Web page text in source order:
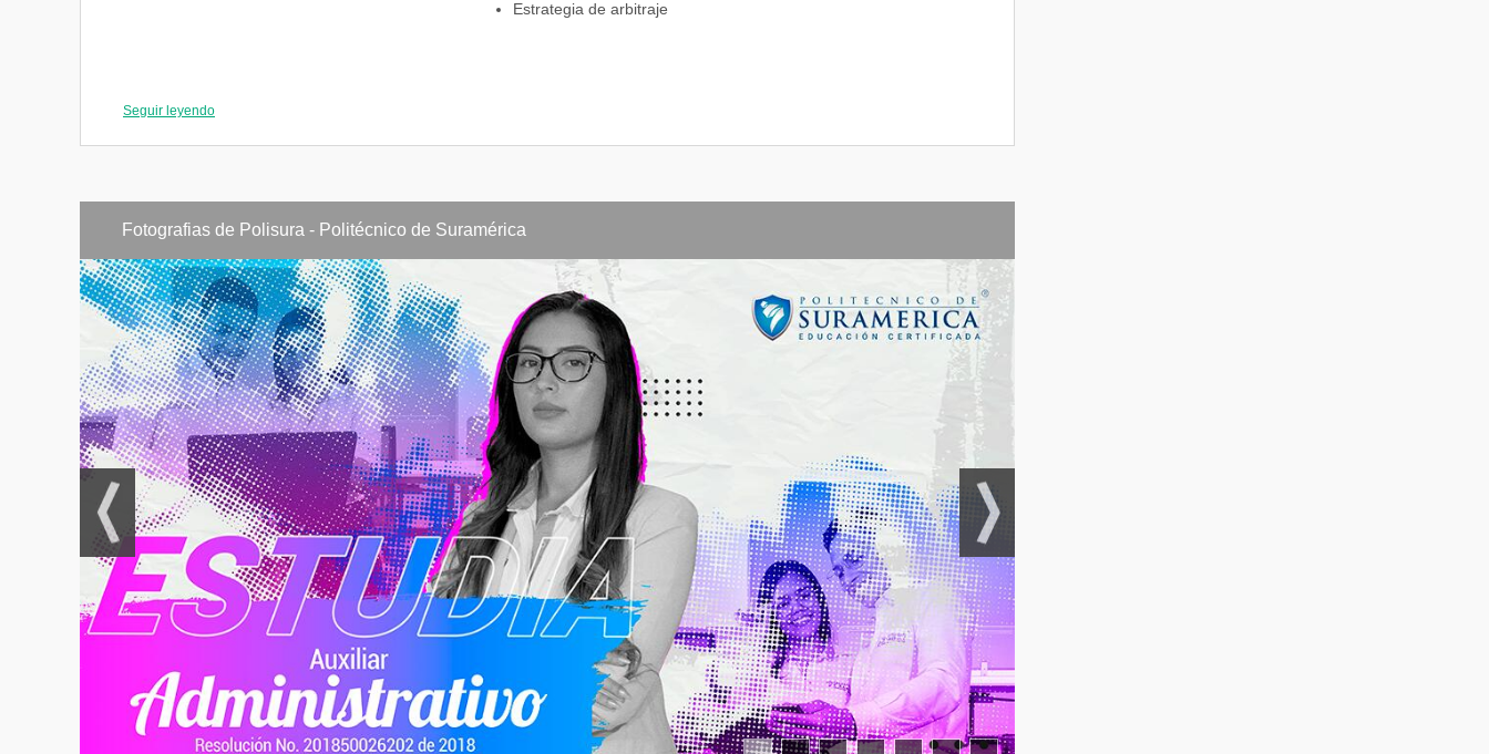
Estrategia de arbitraje
Competencias sociales
Habilidades sociales
Competencias más relacionadas con lo comercial
Habilidades de los especialistas en resolución de conflictos
Unidad IV
Sistemas de
Resolución de
Conflictos Laborales –
Organización
Internacional del
Trabajo
Las relaciones laborales y la resolución de conflictos
La evaluación de los acuerdos existentes
La revitalización de un sistema de resolución de conflictos
laborales existente
La creación de una autoridad independiente
La sensibilización y el suministro de información
Análisis de conflictos
Formas de expresión de conflicto
Fuentes o causas de los conflictos
Fases o etapas de los conflictos
Seguir leyendo
Fotografias de Polisura - Politécnico de Suramérica